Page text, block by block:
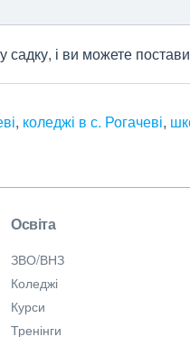
садку, і ви можете
, коледжі в с. Рогачеві,
Освіта
ЗВО/ВНЗ
Коледжі
Курси
Тренінги